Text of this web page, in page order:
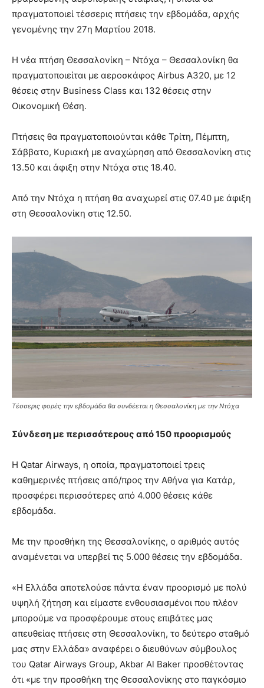
πραγματοποιεί τέσσερις πτήσεις την εβδομάδα, αρχής
γενομένης την 27η Μαρτίου 2018.
Η νέα πτήση Θεσσαλονίκη – Ντόχα – Θεσσαλονίκη θα
πραγματοποιείται με αεροσκάφος Airbus A320, με 12
θέσεις στην Business Class και 132 θέσεις στην
Οικονομική Θέση.
Πτήσεις θα πραγματοποιούνται κάθε Τρίτη, Πέμπτη,
Σάββατο, Κυριακή με αναχώρηση από Θεσσαλονίκη στις
13.50 και άφιξη στην Ντόχα στις 18.40.
Από την Ντόχα η πτήση θα αναχωρεί στις 07.40 με άφιξη
στη Θεσσαλονίκη στις 12.50.
Τέσσερις φορές την εβδομάδα θα συνδέεται η Θεσσαλονίκη με την Ντόχα
Σύνδεση με περισσότερους από 150 προορισμούς
Η Qatar Airways, η οποία, πραγματοποιεί τρεις
καθημερινές πτήσεις από/προς την Αθήνα για Κατάρ,
προσφέρει περισσότερες από 4.000 θέσεις κάθε
εβδομάδα.
Με την προσθήκη της Θεσσαλονίκης, ο αριθμός αυτός
αναμένεται να υπερβεί τις 5.000 θέσεις την εβδομάδα.
«Η Ελλάδα αποτελούσε πάντα έναν προορισμό με πολύ
υψηλή ζήτηση και είμαστε ενθουσιασμένοι που πλέον
μπορούμε να προσφέρουμε στους επιβάτες μας
απευθείας πτήσεις στη Θεσσαλονίκη, το δεύτερο σταθμό
μας στην Ελλάδα» αναφέρει ο διευθύνων σύμβουλος
του Qatar Airways Group, Akbar Al Baker προσθέτοντας
ότι «με την προσθήκη της Θεσσαλονίκης στο παγκόσμιο